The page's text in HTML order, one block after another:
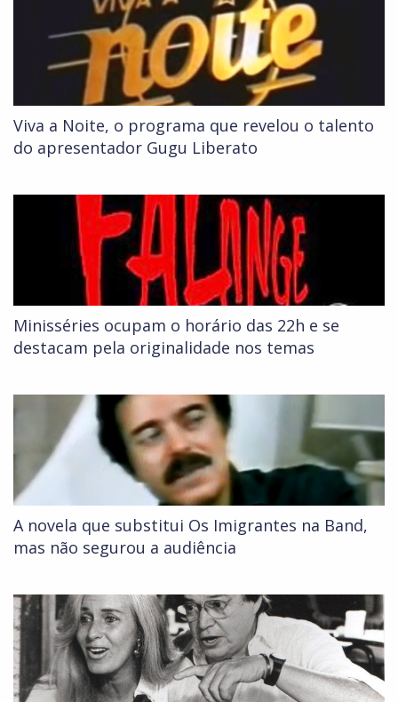
Viva a Noite, o programa que revelou o talento
do apresentador Gugu Liberato
Minisséries ocupam o horário das 22h e se
destacam pela originalidade nos temas
A novela que substitui Os Imigrantes na Band,
mas não segurou a audiência